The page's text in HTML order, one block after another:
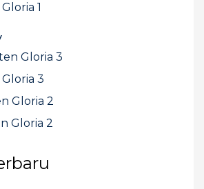
1
Gloria 3
3
Gloria 2
Gloria 2